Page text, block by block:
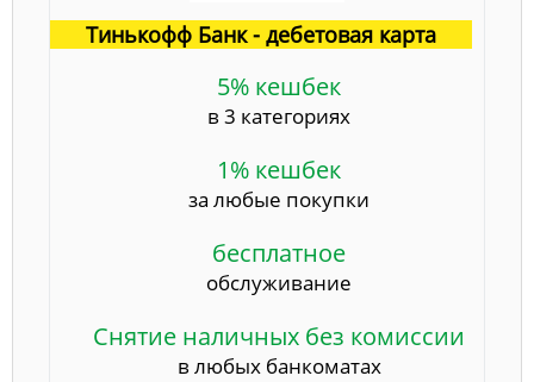
Тинькофф Банк - дебетовая карта
5% кешбек
в 3 категориях
1% кешбек
за любые покупки
бесплатное
обслуживание
Снятие наличных без комиссии
в любых банкоматах